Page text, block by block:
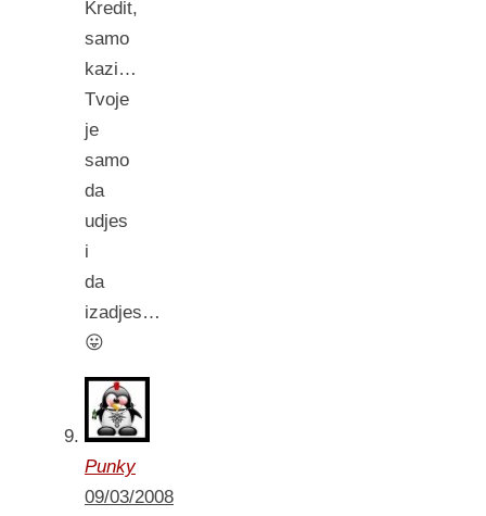
Kredit,
samo
kazi…
Tvoje
je
samo
da
udjes
i
da
izadjes…
😛
Punky
09/03/2008